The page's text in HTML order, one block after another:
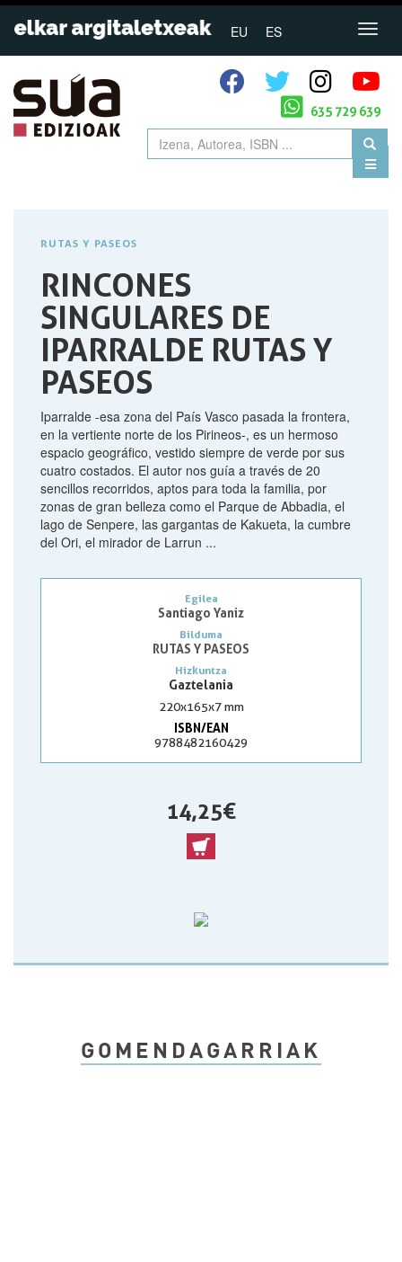
EU ES
635 729 639
RUTAS Y PASEOS
RINCONES
SINGULARES DE
IPARRALDE RUTAS Y
PASEOS
Iparralde -esa zona del País Vasco pasada la frontera,
en la vertiente norte de los Pirineos-, es un hermoso
espacio geográfico, vestido siempre de verde por sus
cuatro costados. El autor nos guía a través de 20
sencillos recorridos, aptos para toda la familia, por
zonas de gran belleza como el Parque de Abbadia, el
lago de Senpere, las gargantas de Kakueta, la cumbre
del Ori, el mirador de Larrun ...
Egilea
Santiago Yaniz
Bilduma
RUTAS Y PASEOS
Hizkuntza
Gaztelania
220x165x7 mm
ISBN/EAN
9788482160429
14,25 €
GOMENDAGARRIAK